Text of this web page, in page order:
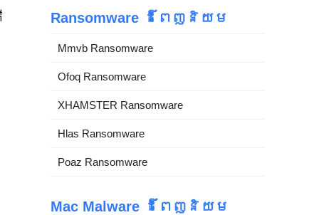
Ransomware ដ៏ពេញនិយម
Mmvb Ransomware
Ofoq Ransomware
XHAMSTER Ransomware
Hlas Ransomware
Poaz Ransomware
Mac Malware ដ៏ពេញនិយម